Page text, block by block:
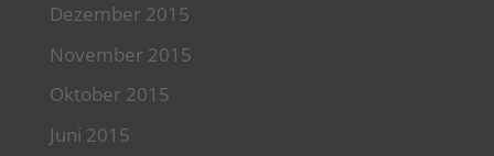
Dezember 2015
November 2015
Oktober 2015
Juni 2015